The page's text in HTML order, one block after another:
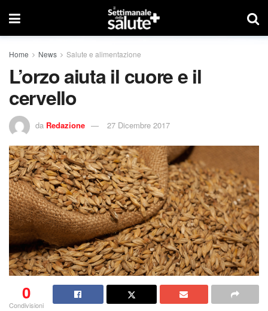
Home News Salute e alimentazione
L’orzo aiuta il cuore e il
cervello
da Redazione 27 Dicembre 2017
0
Condivisioni